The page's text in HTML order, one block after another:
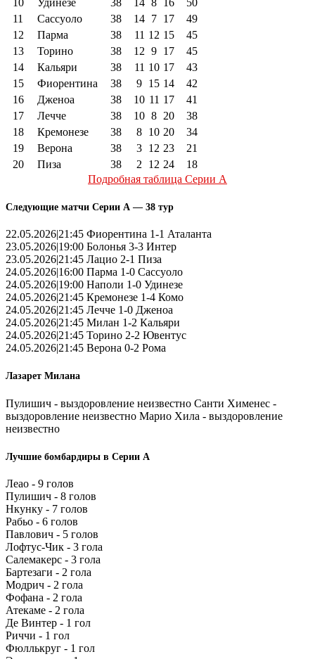
11
Сассуоло 38 14 7 17
49
12
Парма 38 11 12 15
45
13
Торино 38 12 9 17
45
14
Кальяри 38 11 10 17
43
15
Фиорентина 38 9 15 14
42
16
Дженоа 38 10 11 17
41
17
Лечче 38 10 8 20
38
18
Кремонезе 38 8 10 20
34
19
Верона 38 3 12 23
21
20
Пиза 38 2 12 24
18
Подробная таблица Серии А
Следующие матчи Серии А — 38 тур
22.05.2026|21:45 Фиорентина 1-1 Аталанта
23.05.2026|19:00 Болонья 3-3 Интер
23.05.2026|21:45 Лацио 2-1 Пиза
24.05.2026|16:00 Парма 1-0 Сассуоло
24.05.2026|19:00 Наполи 1-0 Удинезе
24.05.2026|21:45 Кремонезе 1-4 Комо
24.05.2026|21:45 Лечче 1-0 Дженоа
24.05.2026|21:45 Милан 1-2 Кальяри
24.05.2026|21:45 Торино 2-2 Ювентус
24.05.2026|21:45 Верона 0-2 Рома
Лазарет Милана
Пулишич - выздоровление неизвестно Санти Хименес -
выздоровление неизвестно Марио Хила - выздоровление
неизвестно
Лучшие бомбардиры в Серии А
Леао - 9 голов
Пулишич - 8 голов
Нкунку - 7 голов
Рабьо - 6 голов
Павлович - 5 голов
Лофтус-Чик - 3 гола
Салемакерс - 3 гола
Бартезаги - 2 гола
Модрич - 2 гола
Фофана - 2 гола
Атекаме - 2 гола
Де Винтер - 1 гол
Риччи - 1 гол
Фюллькруг - 1 гол